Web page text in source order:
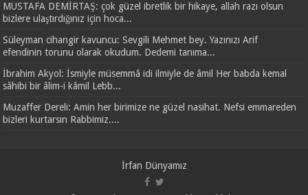
MUSTAFA DEMİRTAŞ: çok güzel ibretlik bir hikaye, allah razı olsun
bizlere ulaştırdığınız için hoca...
Süleyman cihangir kavuncu: Sevgili Mehmet bey. Yazınızı Arif
efendinin torunu olarak okudum. Dedemi tanıma...
İbrahim Akyol: İsmiyle müsemmâ idi ilmiyle de âmil Her babda kemal
sâhibi bir âlim-i kâmil Lebb...
Muzaffer Dereli: Amin her birimize ne güzel nasihat. Nefsi emmareden
bizleri kurtarsın Rabbimiz....
İrfan Dünyamız